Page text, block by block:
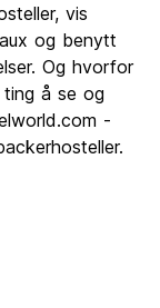
7.9
vis
og benytt
Og hvorfor
å se og
-